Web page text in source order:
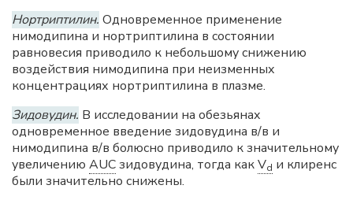
Нортриптилин. Одновременное применение
нимодипина и нортриптилина в состоянии
равновесия приводило к небольшому снижению
воздействия нимодипина при неизменных
концентрациях нортриптилина в плазме.
Зидовудин. В исследовании на обезьянах
одновременное введение зидовудина в/в и
нимодипина в/в болюсно приводило к значительному
увеличению AUCзидовудина, тогда какVd и клиренс
были значительно снижены.